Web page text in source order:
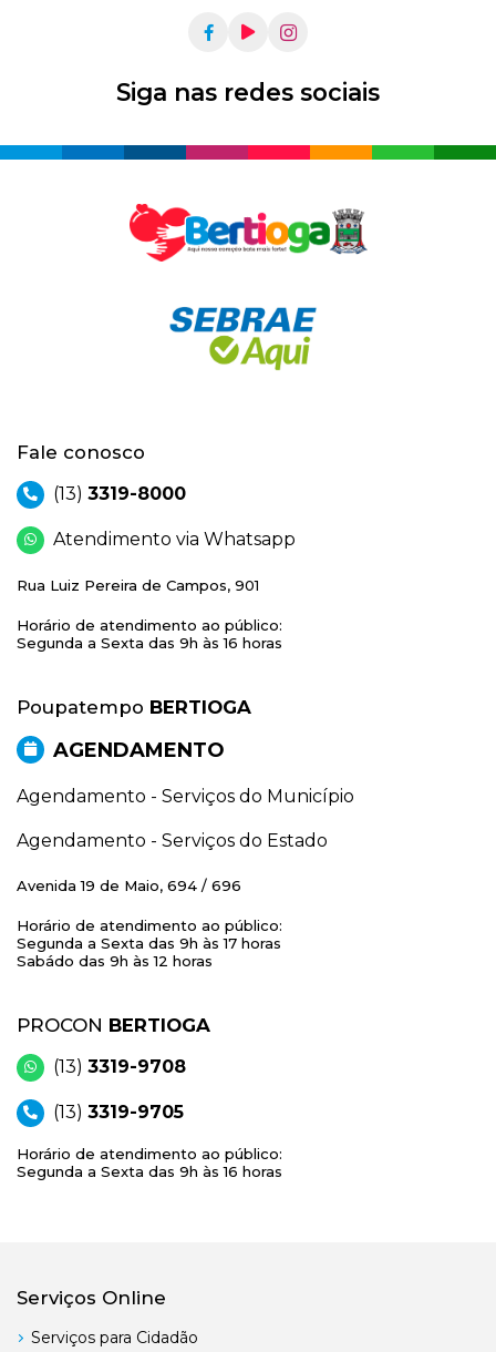
Siga nas redes sociais
Fale conosco
(13) 3319-8000
Atendimento via Whatsapp
Rua Luiz Pereira de Campos, 901
Horário de atendimento ao público:
Segunda a Sexta das 9h às 16 horas
Poupatempo BERTIOGA
AGENDAMENTO
Agendamento - Serviços do Município
Agendamento - Serviços do Estado
Avenida 19 de Maio, 694 / 696
Horário de atendimento ao público:
Segunda a Sexta das 9h às 17 horas
Sabádo das 9h às 12 horas
PROCON BERTIOGA
(13) 3319-9708
(13) 3319-9705
Horário de atendimento ao público:
Segunda a Sexta das 9h às 16 horas
Serviços Online
Serviços para Cidadão